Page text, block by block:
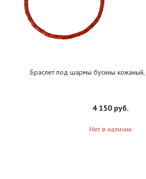
Браслет под шармы бусины
4 150 руб.
Нет в наличии